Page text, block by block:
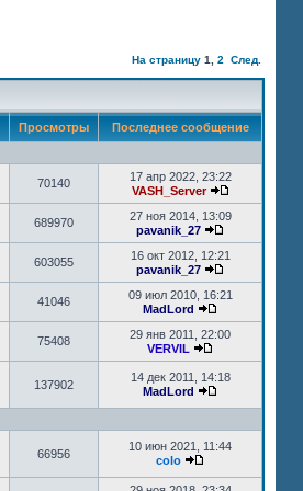
На страницу 1 2 След.
Просмотры Последнее сообщение
70140
17 апр 2022, 23:22
VASH_Server
689970
27 ноя 2014, 13:09
pavanik_27
603055
16 окт 2012, 12:21
pavanik_27
41046
09 июл 2010, 16:21
MadLord
75408
29 янв 2011, 22:00
VERVIL
137902
14 дек 2011, 14:18
MadLord
66956
10 июн 2021, 11:44
colo